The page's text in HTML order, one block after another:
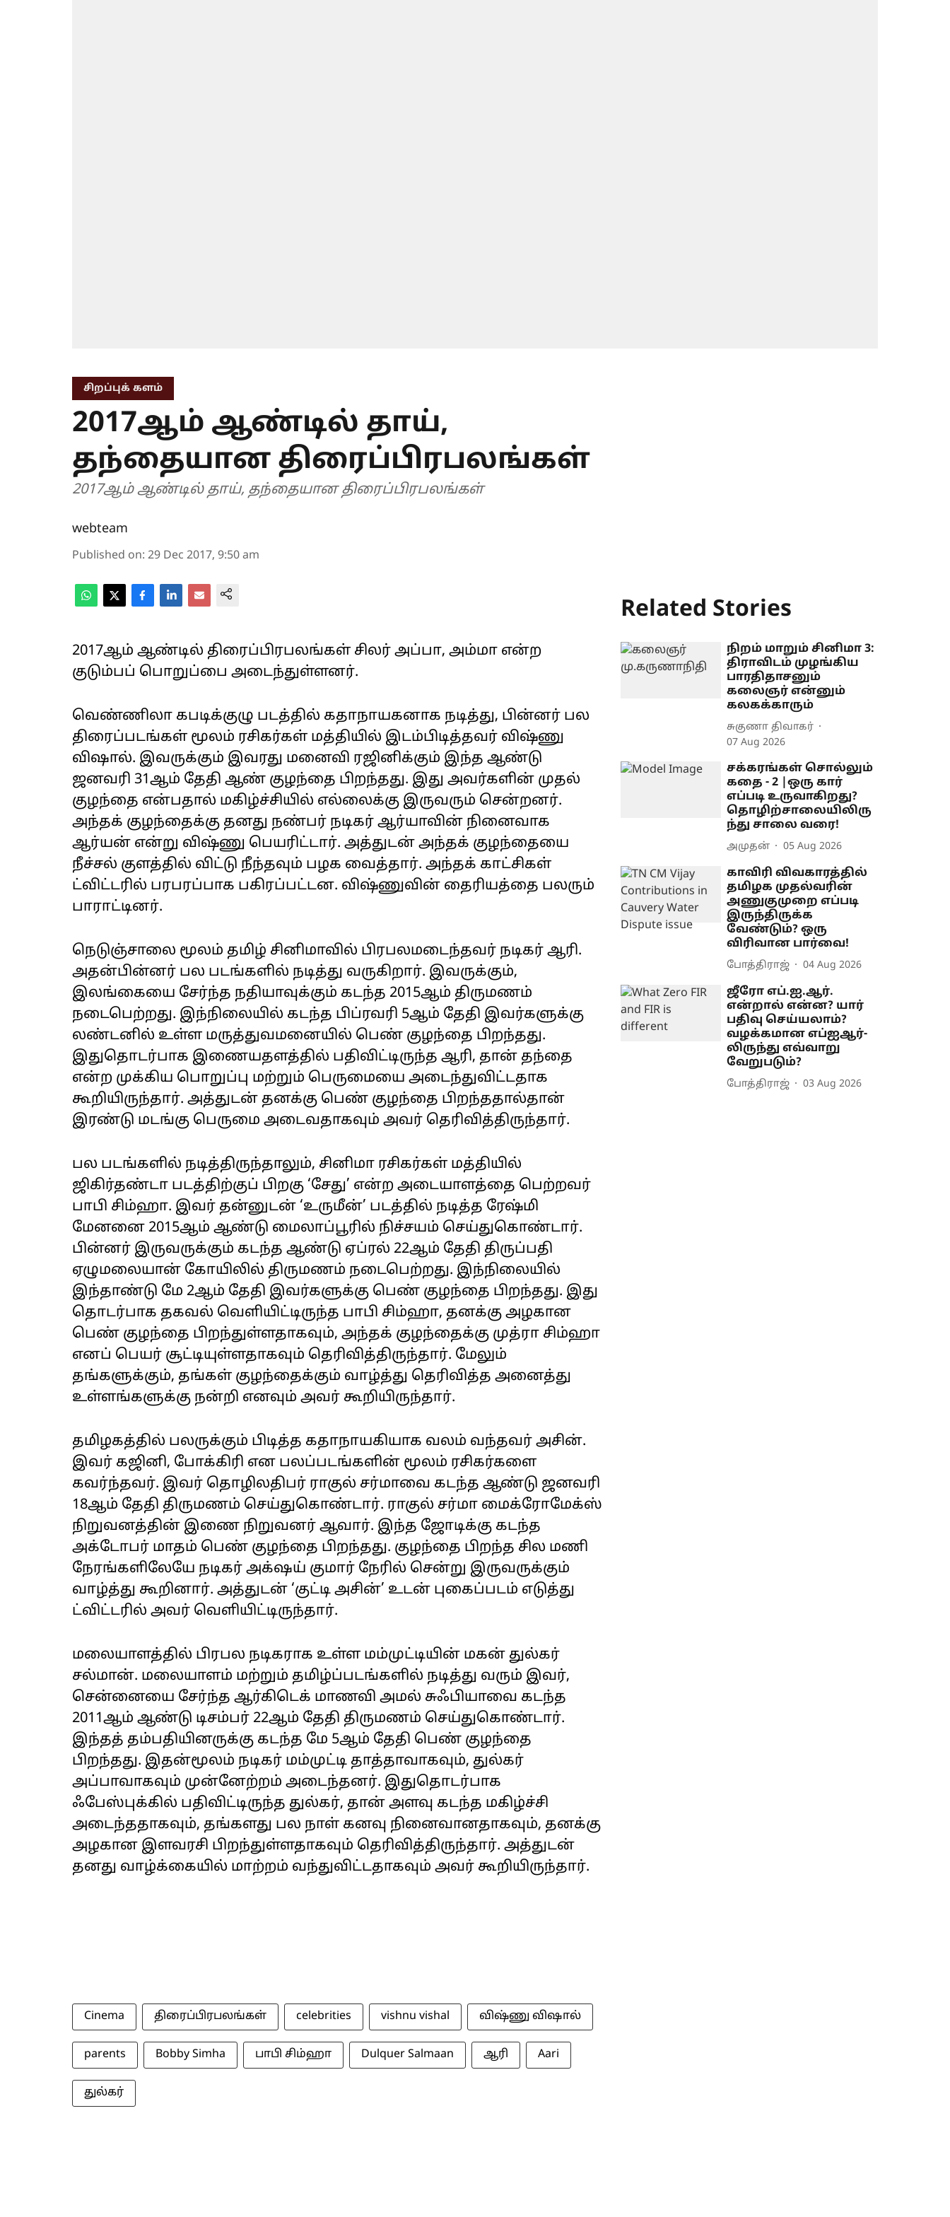
சிறப்புக் களம்
2017ஆம் ஆண்டில் தாய்,
தந்தையான திரைப்பிரபலங்கள்
2017ஆம் ஆண்டில் தாய், தந்தையான திரைப்பிரபலங்கள்
webteam
Published on: 29 Dec 2017, 9:50 am
2017ஆம் ஆண்டில் திரைப்பிரபலங்கள் சிலர் அப்பா, அம்மா என்ற
குடும்பப் பொறுப்பை அடைந்துள்ளனர்.
வெண்ணிலா கபடிக்குழு படத்தில் கதாநாயகனாக நடித்து, பின்னர் பல
திரைப்படங்கள் மூலம் ரசிகர்கள் மத்தியில் இடம்பிடித்தவர் விஷ்ணு
விஷால். இவருக்கும் இவரது மனைவி ரஜினிக்கும் இந்த ஆண்டு
ஜனவரி 31ஆம் தேதி ஆண் குழந்தை பிறந்தது. இது அவர்களின் முதல்
குழந்தை என்பதால் மகிழ்ச்சியில் எல்லைக்கு இருவரும் சென்றனர்.
அந்தக் குழந்தைக்கு தனது நண்பர் நடிகர் ஆர்யாவின் நினைவாக
ஆர்யன் என்று விஷ்ணு பெயரிட்டார். அத்துடன் அந்தக் குழந்தையை
நீச்சல் குளத்தில் விட்டு நீந்தவும் பழக வைத்தார். அந்தக் காட்சிகள்
ட்விட்டரில் பரபரப்பாக பகிரப்பட்டன. விஷ்ணுவின் தைரியத்தை பலரும்
பாராட்டினர்.
நெடுஞ்சாலை மூலம் தமிழ் சினிமாவில் பிரபலமடைந்தவர் நடிகர் ஆரி.
அதன்பின்னர் பல படங்களில் நடித்து வருகிறார். இவருக்கும்,
இலங்கையை சேர்ந்த நதியாவுக்கும் கடந்த 2015ஆம் திருமணம்
நடைபெற்றது. இந்நிலையில் கடந்த பிப்ரவரி 5ஆம் தேதி இவர்களுக்கு
லண்டனில் உள்ள மருத்துவமனையில் பெண் குழந்தை பிறந்தது.
இதுதொடர்பாக இணையதளத்தில் பதிவிட்டிருந்த ஆரி, தான் தந்தை
என்ற முக்கிய பொறுப்பு மற்றும் பெருமையை அடைந்துவிட்டதாக
கூறியிருந்தார். அத்துடன் தனக்கு பெண் குழந்தை பிறந்ததால்தான்
இரண்டு மடங்கு பெருமை அடைவதாகவும் அவர் தெரிவித்திருந்தார்.
பல படங்களில் நடித்திருந்தாலும், சினிமா ரசிகர்கள் மத்தியில்
ஜிகிர்தண்டா படத்திற்குப் பிறகு ‘சேது’ என்ற அடையாளத்தை பெற்றவர்
பாபி சிம்ஹா. இவர் தன்னுடன் ‘உருமீன்’ படத்தில் நடித்த ரேஷ்மி
மேனனை 2015ஆம் ஆண்டு மைலாப்பூரில் நிச்சயம் செய்துகொண்டார்.
பின்னர் இருவருக்கும் கடந்த ஆண்டு ஏப்ரல் 22ஆம் தேதி திருப்பதி
ஏழுமலையான் கோயிலில் திருமணம் நடைபெற்றது. இந்நிலையில்
இந்தாண்டு மே 2ஆம் தேதி இவர்களுக்கு பெண் குழந்தை பிறந்தது. இது
தொடர்பாக தகவல் வெளியிட்டிருந்த பாபி சிம்ஹா, தனக்கு அழகான
பெண் குழந்தை பிறந்துள்ளதாகவும், அந்தக் குழந்தைக்கு முத்ரா சிம்ஹா
எனப் பெயர் சூட்டியுள்ளதாகவும் தெரிவித்திருந்தார். மேலும்
தங்களுக்கும், தங்கள் குழந்தைக்கும் வாழ்த்து தெரிவித்த அனைத்து
உள்ளங்களுக்கு நன்றி எனவும் அவர் கூறியிருந்தார்.
தமிழகத்தில் பலருக்கும் பிடித்த கதாநாயகியாக வலம் வந்தவர் அசின்.
இவர் கஜினி, போக்கிரி என பலப்படங்களின் மூலம் ரசிகர்களை
கவர்ந்தவர். இவர் தொழிலதிபர் ராகுல் சர்மாவை கடந்த ஆண்டு ஜனவரி
18ஆம் தேதி திருமணம் செய்துகொண்டார். ராகுல் சர்மா மைக்ரோமேக்ஸ்
நிறுவனத்தின் இணை நிறுவனர் ஆவார். இந்த ஜோடிக்கு கடந்த
அக்டோபர் மாதம் பெண் குழந்தை பிறந்தது. குழந்தை பிறந்த சில மணி
நேரங்களிலேயே நடிகர் அக்‌ஷய் குமார் நேரில் சென்று இருவருக்கும்
வாழ்த்து கூறினார். அத்துடன் ‘குட்டி அசின்’ உடன் புகைப்படம் எடுத்து
ட்விட்டரில் அவர் வெளியிட்டிருந்தார்.
மலையாளத்தில் பிரபல நடிகராக உள்ள மம்முட்டியின் மகன் துல்கர்
சல்மான். மலையாளம் மற்றும் தமிழ்ப்படங்களில் நடித்து வரும் இவர்,
சென்னையை சேர்ந்த ஆர்கிடெக் மாணவி அமல் சுஃபியாவை கடந்த
2011ஆம் ஆண்டு டிசம்பர் 22ஆம் தேதி திருமணம் செய்துகொண்டார்.
இந்தத் தம்பதியினருக்கு கடந்த மே 5ஆம் தேதி பெண் குழந்தை
பிறந்தது. இதன்மூலம் நடிகர் மம்முட்டி தாத்தாவாகவும், துல்கர்
அப்பாவாகவும் முன்னேற்றம் அடைந்தனர். இதுதொடர்பாக
ஃபேஸ்புக்கில் பதிவிட்டிருந்த துல்கர், தான் அளவு கடந்த மகிழ்ச்சி
அடைந்ததாகவும், தங்களது பல நாள் கனவு நினைவானதாகவும், தனக்கு
அழகான இளவரசி பிறந்துள்ளதாகவும் தெரிவித்திருந்தார். அத்துடன்
தனது வாழ்க்கையில் மாற்றம் வந்துவிட்டதாகவும் அவர் கூறியிருந்தார்.
Cinema திரைப்பிரபலங்கள் celebrities vishnu vishal விஷ்ணு விஷால்
parents Bobby Simha பாபி சிம்ஹா Dulquer Salmaan ஆரி Aari
துல்கர்
Related Stories
நிறம் மாறும் சினிமா 3:
திராவிடம் முழங்கிய
பாரதிதாசனும்
கலைஞர் என்னும்
கலகக்காரும்
சுகுணா திவாகர்
07 Aug 2026
சக்கரங்கள் சொல்லும்
கதை - 2 |ஒரு கார்
எப்படி உருவாகிறது?
தொழிற்சாலையிலிரு
ந்து சாலை வரை!
அமுதன் 05 Aug 2026
காவிரி விவகாரத்தில்
தமிழக முதல்வரின்
அணுகுமுறை எப்படி
இருந்திருக்க
வேண்டும்? ஒரு
விரிவான பார்வை!
போத்திராஜ் 04 Aug 2026
ஜீரோ எப்.ஐ.ஆர்.
என்றால் என்ன? யார்
பதிவு செய்யலாம்?
வழக்கமான எப்ஐஆர்-
லிருந்து எவ்வாறு
வேறுபடும்?
போத்திராஜ் 03 Aug 2026